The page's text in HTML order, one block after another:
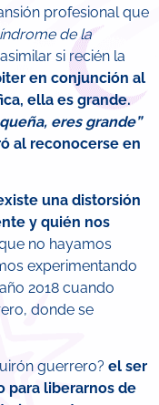
profesional que
de la
si recién la
en conjunción al
ella es grande.
eres grande”
al reconocerse en
una distorsión
y quién nos
no hayamos
experimentando
2018 cuando
donde se
guerrero? el ser
para liberarnos de